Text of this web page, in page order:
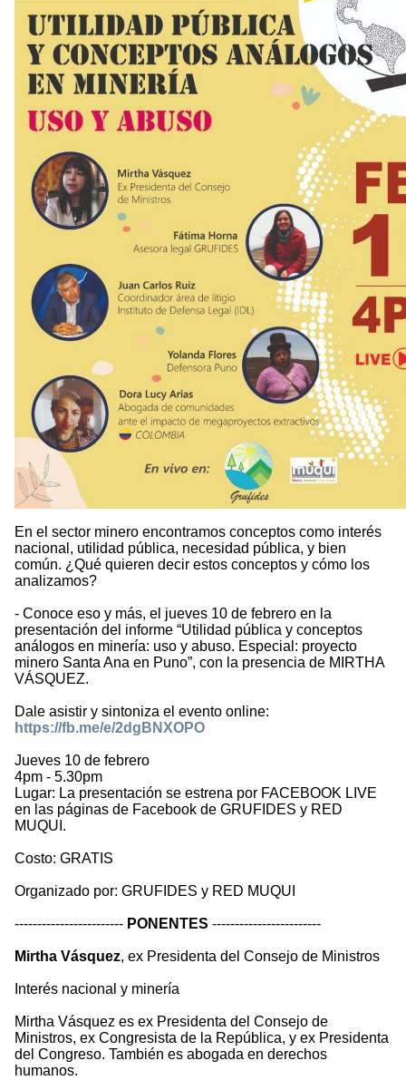
En el sector minero encontramos conceptos como interés
nacional, utilidad pública, necesidad pública, y bien
común. ¿Qué quieren decir estos conceptos y cómo los
analizamos?
- Conoce eso y más, el jueves 10 de febrero en la
presentación del informe “Utilidad pública y conceptos
análogos en minería: uso y abuso. Especial: proyecto
minero Santa Ana en Puno”, con la presencia de MIRTHA
VÁSQUEZ.
Dale asistir y sintoniza el evento online:
https://fb.me/e/2dgBNXOPO
Jueves 10 de febrero
4pm - 5.30pm
Lugar: La presentación se estrena por FACEBOOK LIVE
en las páginas de Facebook de GRUFIDES y RED
MUQUI.
Costo: GRATIS
Organizado por: GRUFIDES y RED MUQUI
------------------------ PONENTES ------------------------
Mirtha Vásquez, ex Presidenta del Consejo de Ministros
Interés nacional y minería
Mirtha Vásquez es ex Presidenta del Consejo de
Ministros, ex Congresista de la República, y ex Presidenta
del Congreso. También es abogada en derechos
humanos.